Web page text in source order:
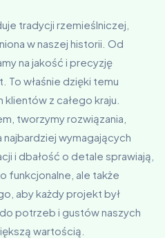
tradycji rzemieślniczej,
w naszej historii. Od
na jakość i precyzję
To właśnie dzięki temu
z całego kraju.
tworzymy rozwiązania,
wymagających
i dbałość o detale sprawiają,
funkcjonalne, ale także
aby każdy projekt był
potrzeb i gustów naszych
wartością.